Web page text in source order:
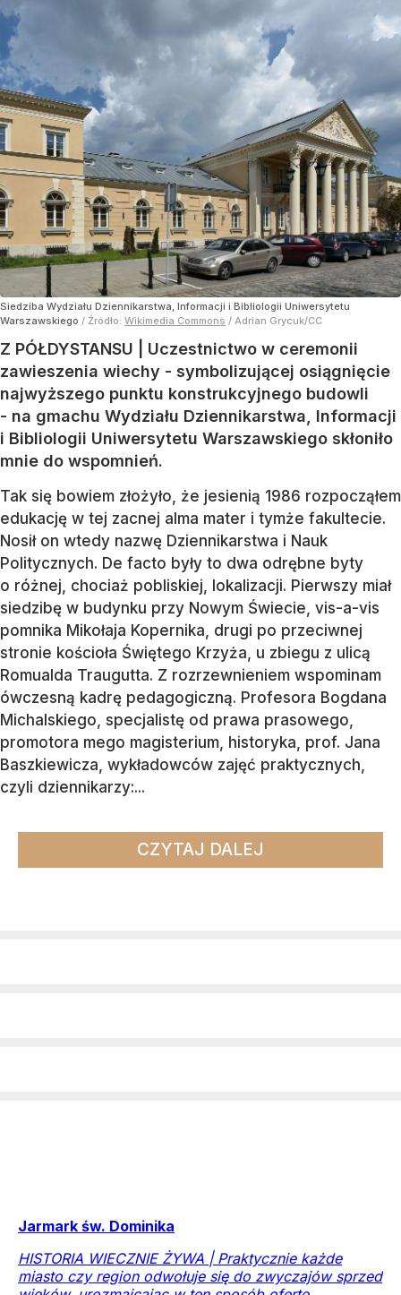
Siedziba Wydziału Dziennikarstwa, Informacji i Bibliologii Uniwersytetu
Warszawskiego / Źródło: Wikimedia Commons / Adrian Grycuk/CC
Z PÓŁDYSTANSU | Uczestnictwo w ceremonii
zawieszenia wiechy - symbolizującej osiągnięcie
najwyższego punktu konstrukcyjnego budowli
- na gmachu Wydziału Dziennikarstwa, Informacji
i Bibliologii Uniwersytetu Warszawskiego skłoniło
mnie do wspomnień.
Tak się bowiem złożyło, że jesienią 1986 rozpocząłem
edukację w tej zacnej alma mater i tymże fakultecie.
Nosił on wtedy nazwę Dziennikarstwa i Nauk
Politycznych. De facto były to dwa odrębne byty
o różnej, chociaż pobliskiej, lokalizacji. Pierwszy miał
siedzibę w budynku przy Nowym Świecie, vis-a-vis
pomnika Mikołaja Kopernika, drugi po przeciwnej
stronie kościoła Świętego Krzyża, u zbiegu z ulicą
Romualda Traugutta. Z rozrzewnieniem wspominam
ówczesną kadrę pedagogiczną. Profesora Bogdana
Michalskiego, specjalistę od prawa prasowego,
promotora mego magisterium, historyka, prof. Jana
Baszkiewicza, wykładowców zajęć praktycznych,
czyli dziennikarzy:...
CZYTAJ DALEJ
Jarmark św. Dominika
HISTORIA WIECZNIE ŻYWA | Praktycznie każde
miasto czy region odwołuje się do zwyczajów sprzed